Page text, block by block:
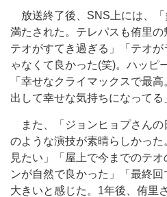
放送終了後、SNS上には、「
満たされた。テレパスも侑里
テオがすてき過ぎる」「テオ
ゃなくて良かった(笑)。ハッピ
「幸せなクライマックスで最
出して幸せな気持ちになってる
また、「ジョンヒョプさんの
のような演技が素晴らしかっ
見たい」「屋上で今までのテオ
ンが自然で良かった」「最終
大きいと感じた。1年後、侑里